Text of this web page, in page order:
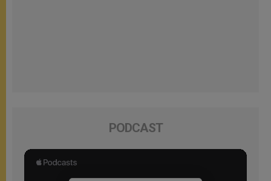
PODCAST